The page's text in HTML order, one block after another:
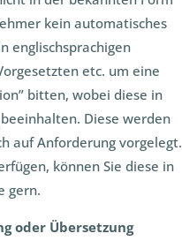
kein automatisches
englischsprachigen
etc. um eine
bitten, wobei diese in
Diese werden
auf Anforderung vorgelegt.
können Sie diese in
gern.
oder Übersetzung